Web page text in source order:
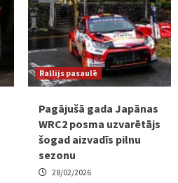
Rallijs pasaulē
Pagājušā gada Japānas
WRC2 posma uzvarētājs
šogad aizvadīs pilnu
sezonu
28/02/2026